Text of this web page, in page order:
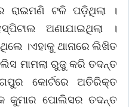
ରାଇମଣି ଟଳି ପଡ଼ିଥିଲା ।
ଅଣାଯାଇଥିଲା ।
।ଏହାକୁ ଥାନାରେ ଲିଖିତ
ମାମଲା ରୁଜୁ କରି ତଦନ୍ତ
କୋର୍ଟରେ ଅତିରିକ୍ତ
କୁମାର ପୋଲିସର ତଦନ୍ତ